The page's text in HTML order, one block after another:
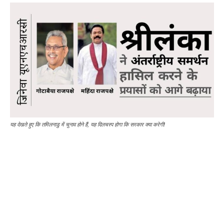
यह देखते हुए कि तमिलनाडु में चुनाव होने हैं, यह दिलचस्प होगा कि सरकार क्या करेगी!